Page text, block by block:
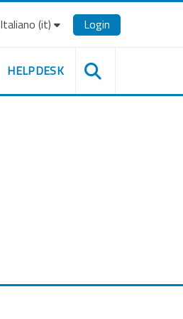
Italiano ‎(it)‎ Login
HELPDESK